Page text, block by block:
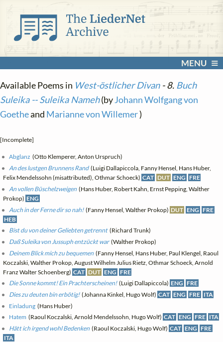
MENU
Available Poems in West-östlicher Divan- 8. Buch
Suleika -- Suleika Nameh(byJohann Wolfgang von
Goetheand Marianne von Willemer)
[Incomplete]
Abglanz (Otto Klemperer, Anton Urspruch)
An des lustgen Brunnens Rand(Luigi Dallapiccola, Fanny Hensel, Hans Huber,
Felix Mendelssohn (misattributed), Othmar Schoeck) CAT DUT ENG FRE
An vollen Büschelzweigen (Hans Huber, Robert Kahn, Ernst Pepping, Walther
Prokop) ENG
Auch in der Ferne dir so nah!(Fanny Hensel, Walther Prokop) DUT ENG FRE
HEB
Bist du von deiner Geliebten getrennt(Richard Trunk)
Daß Suleika von Jussuph entzückt war(Walther Prokop)
Deinem Blick mich zu bequemen (Fanny Hensel, Hans Huber, Paul Klengel, Raoul
Koczalski, Walther Prokop, August Wilhelm Julius Rietz, Othmar Schoeck, Arnold
Franz Walter Schoenberg) CAT DUT ENG FRE
Die Sonne kommt! Ein Prachterscheinen!(Luigi Dallapiccola) ENG FRE
Dies zu deuten bin erbötig!(Johanna Kinkel, Hugo Wolf) CAT ENG FRE ITA
Einladung (Hans Huber)
Hatem (Raoul Koczalski, Arnold Mendelssohn, Hugo Wolf) CAT ENG FRE ITA
Hätt ich irgend wohl Bedenken (Raoul Koczalski, Hugo Wolf) CAT ENG FRE
ITA